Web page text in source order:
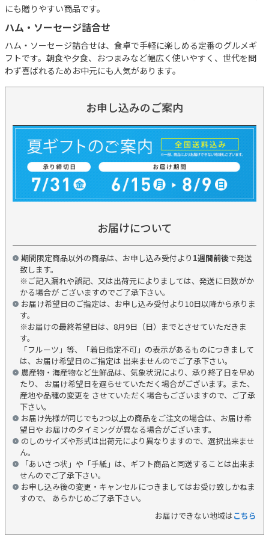
にも贈りやすい商品です。
ハム・ソーセージ詰合せ
ハム・ソーセージ詰合せは、食卓で手軽に楽しめる定番のグルメギ
フトです。朝食や夕食、おつまみなど幅広く使いやすく、世代を問
わず喜ばれるためお中元にも人気があります。
お申し込みのご案内
お届けについて
期間限定商品以外の商品は、お申し込み受付より 1週間前後で発送
致します。
※ご記入漏れや誤記、又は出荷元によりましては、発送に日数がか
かる場合が ございますのでご了承下さい。
お届け希望日のご指定は、お申し込み受付より10日以降から承りま
す。
※お届けの最終希望日は、8月9日（日）までとさせていただきま
す。
「フルーツ」等、「着日指定不可」の表示があるものにつきまして
は、お届け希望日のご指定は 出来ませんのでご了承下さい。
農産物・海産物など生鮮品は、気象状況により、承り終了日を早め
たり、 お届け希望日を遅らせていただく場合がございます。また、
産地や品種の変更を させていただく場合もございますので、ご了承
下さい。
お届け先様が同じでも2つ以上の商品をご注文の場合は、お届け希
望日や お届けのタイミングが異なる場合がございます。
のしのサイズや形式は出荷元により異なりますので、選択出来ませ
ん。
「あいさつ状」や「手紙」は、ギフト商品と同送することは出来ま
せんのでご了承下さい。
お申し込み後の変更・キャンセルにつきましてはお受け致しかねま
すので、 あらかじめご了承下さい。
お届けできない地域はこちら